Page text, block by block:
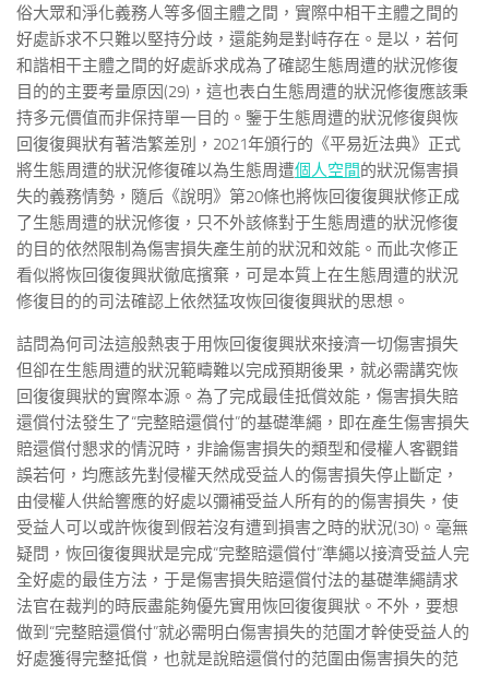
俗大眾和淨化義務人等多個主體之間，實際中相干主體之間的
好處訴求不只難以堅持分歧，還能夠是對峙存在。是以，若何
和諧相干主體之間的好處訴求成為了確認生態周遭的狀況修復
目的的主要考量原因(29)，這也表白生態周遭的狀況修復應該秉
持多元價值而非保持單一目的。鑒于生態周遭的狀況修復與恢
回復復興狀有著浩繁差別，2021年頒行的《平易近法典》正式
將生態周遭的狀況修復確以為生態周遭個人空間的狀況傷害損
失的義務情勢，隨后《說明》第20條也將恢回復復興狀修正成
了生態周遭的狀況修復，只不外該條對于生態周遭的狀況修復
的目的依然限制為傷害損失產生前的狀況和效能。而此次修正
看似將恢回復復興狀徹底擯棄，可是本質上在生態周遭的狀況
修復目的的司法確認上依然猛攻恢回復復興狀的思想。
詰問為何司法這般熱衷于用恢回復復興狀來接濟一切傷害損失
但卻在生態周遭的狀況範疇難以完成預期後果，就必需講究恢
回復復興狀的實際本源。為了完成最佳抵償效能，傷害損失賠
還償付法發生了“完整賠還償付”的基礎準繩，即在產生傷害損失
賠還償付懇求的情況時，非論傷害損失的類型和侵權人客觀錯
誤若何，均應該先對侵權天然成受益人的傷害損失停止斷定，
由侵權人供給響應的好處以彌補受益人所有的的傷害損失，使
受益人可以或許恢復到假若沒有遭到損害之時的狀況(30)。毫無
疑問，恢回復復興狀是完成“完整賠還償付”準繩以接濟受益人完
全好處的最佳方法，于是傷害損失賠還償付法的基礎準繩請求
法官在裁判的時辰盡能夠優先實用恢回復復興狀。不外，要想
做到“完整賠還償付”就必需明白傷害損失的范圍才幹使受益人的
好處獲得完整抵償，也就是說賠還償付的范圍由傷害損失的范